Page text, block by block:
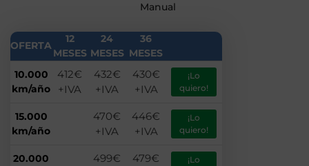
Manual
OFERTA
12
MESES
24
MESES
36
MESES
10.000
km/año
412€
+IVA
432€
+IVA
430€
+IVA
¡Lo
quiero!
15.000
km/año
470€
+IVA
446€
+IVA
¡Lo
quiero!
20.000
499€
479€
¡Lo